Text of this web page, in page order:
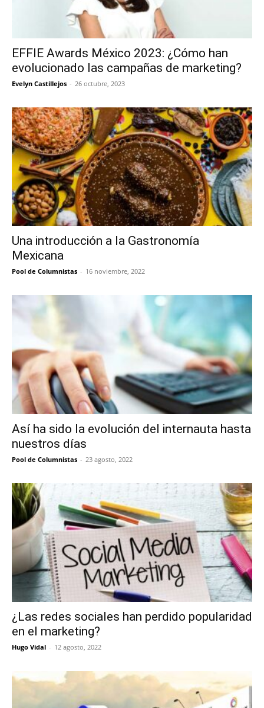
EFFIE Awards México 2023: ¿Cómo han
evolucionado las campañas de marketing?
Evelyn Castillejos - 26 octubre, 2023
Una introducción a la Gastronomía
Mexicana
Pool de Columnistas - 16 noviembre, 2022
Así ha sido la evolución del internauta hasta
nuestros días
Pool de Columnistas - 23 agosto, 2022
¿Las redes sociales han perdido popularidad
en el marketing?
Hugo Vidal - 12 agosto, 2022